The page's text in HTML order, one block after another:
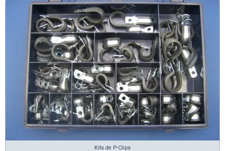
Kits de P-Clips